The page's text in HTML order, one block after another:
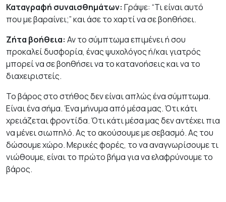
Καταγραφή συναισθημάτων: Γράψε: “Τι είναι αυτό
που με βαραίνει;” και άσε το χαρτί να σε βοηθήσει.
Ζήτα βοήθεια: Αν το σύμπτωμα επιμένει ή σου
προκαλεί δυσφορία, ένας ψυχολόγος ή/και γιατρός
μπορεί να σε βοηθήσει να το κατανοήσεις και να το
διαχειριστείς.
Το βάρος στο στήθος δεν είναι απλώς ένα σύμπτωμα.
Είναι ένα σήμα. Ένα μήνυμα από μέσα μας. Ότι κάτι
χρειάζεται φροντίδα. Ότι κάτι μέσα μας δεν αντέχει πια
να μένει σιωπηλό. Ας το ακούσουμε με σεβασμό. Ας του
δώσουμε χώρο. Μερικές φορές, το να αναγνωρίσουμε τι
νιώθουμε, είναι το πρώτο βήμα για να ελαφρύνουμε το
βάρος.